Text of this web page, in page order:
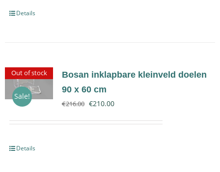
Details
Out of stock
Sale!
Bosan inklapbare kleinveld doelen
90 x 60 cm
€216.00 €210.00
Details